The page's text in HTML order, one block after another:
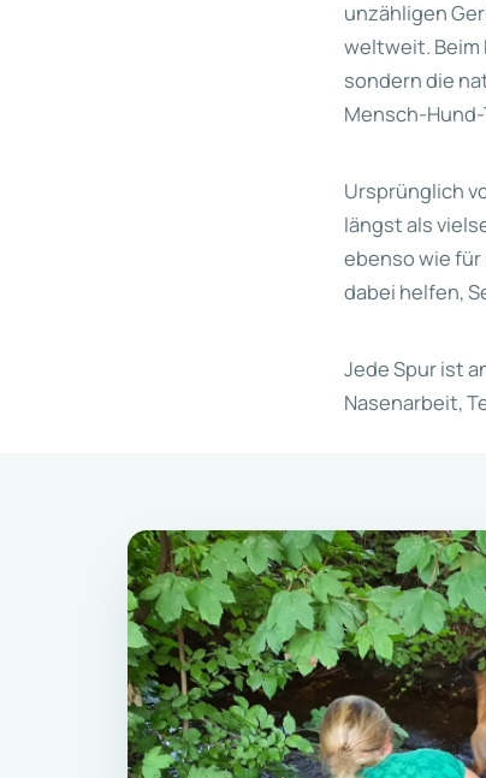
unzähligen
weltweit. Beim
sondern die
Mensch-Hund-
Ursprünglich
längst als
ebenso wie
dabei helfen,
Jede Spur ist
Nasenarbeit,